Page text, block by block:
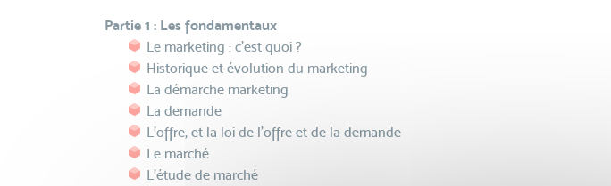
Partie 1 : Les fondamentaux
Le marketing : c'est quoi ?
Historique et évolution du marketing
La démarche marketing
La demande
L'offre, et la loi de l'offre et de la demande
Le marché
L'étude de marché